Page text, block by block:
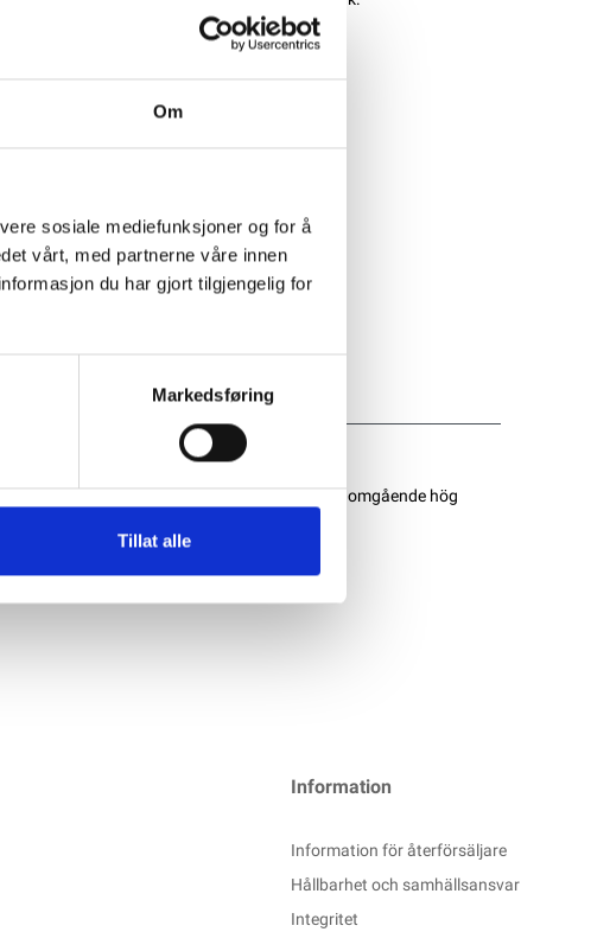
Om
sosiale mediefunksjoner og for å
vårt, med partnerne våre innen
du har gjort tilgjengelig for
Markedsføring
Tillat alle
startkraft du behöver. Denna serie ger genomgående hög
Information
Information för återförsäljare
Hållbarhet och samhällsansvar
Integritet